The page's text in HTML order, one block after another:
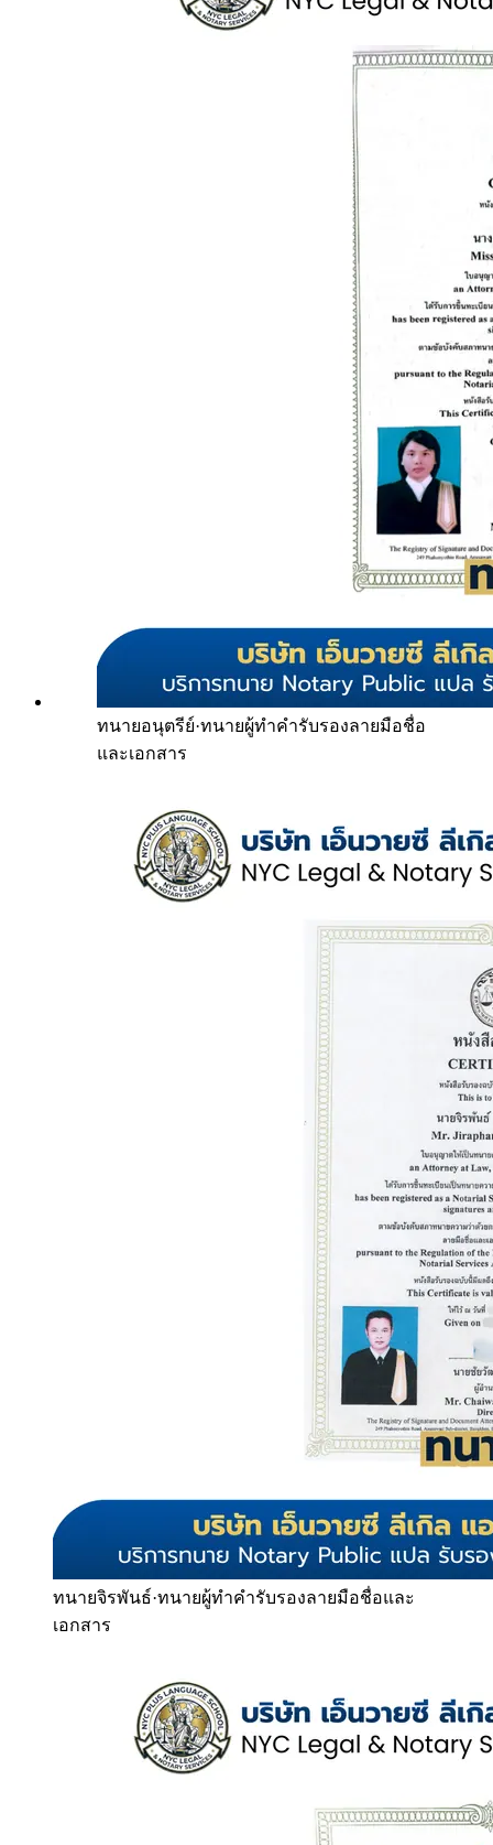
ทนายอนุตรีย์·ทนายผู้ทำคำรับรองลายมือชื่อ
และเอกสาร
ทนายจิรพันธ์·ทนายผู้ทำคำรับรองลายมือชื่อและ
เอกสาร